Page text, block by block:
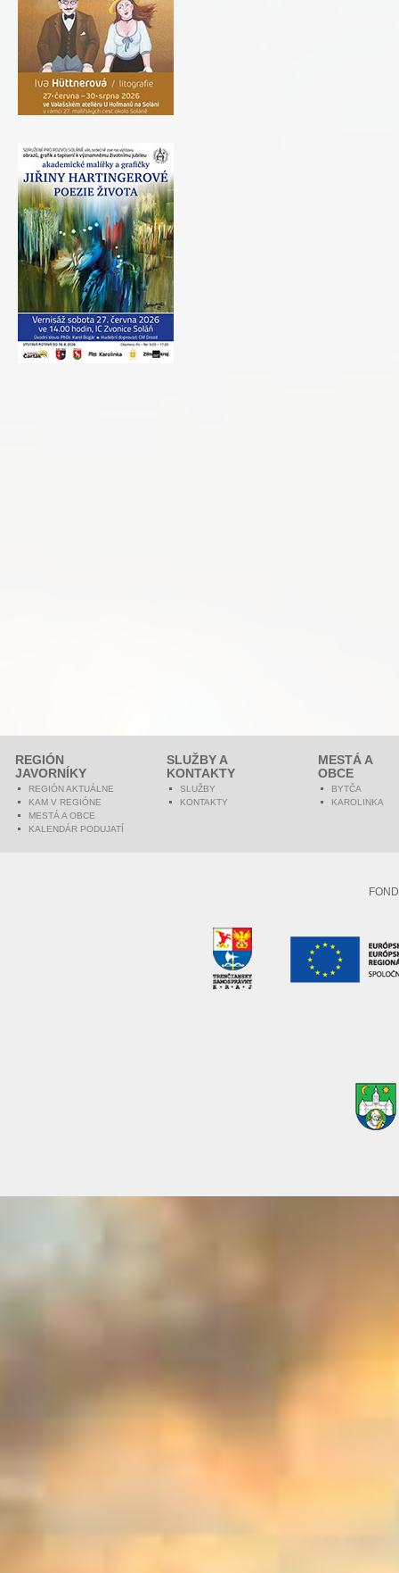
REGIÓN
JAVORNÍKY
REGIÓN AKTUÁLNE
KAM V REGIÓNE
MESTÁ A OBCE
KALENDÁR PODUJATÍ
SLUŽBY A
KONTAKTY
SLUŽBY
KONTAKTY
MESTÁ A
OBCE
BYTČA
KAROLINKA